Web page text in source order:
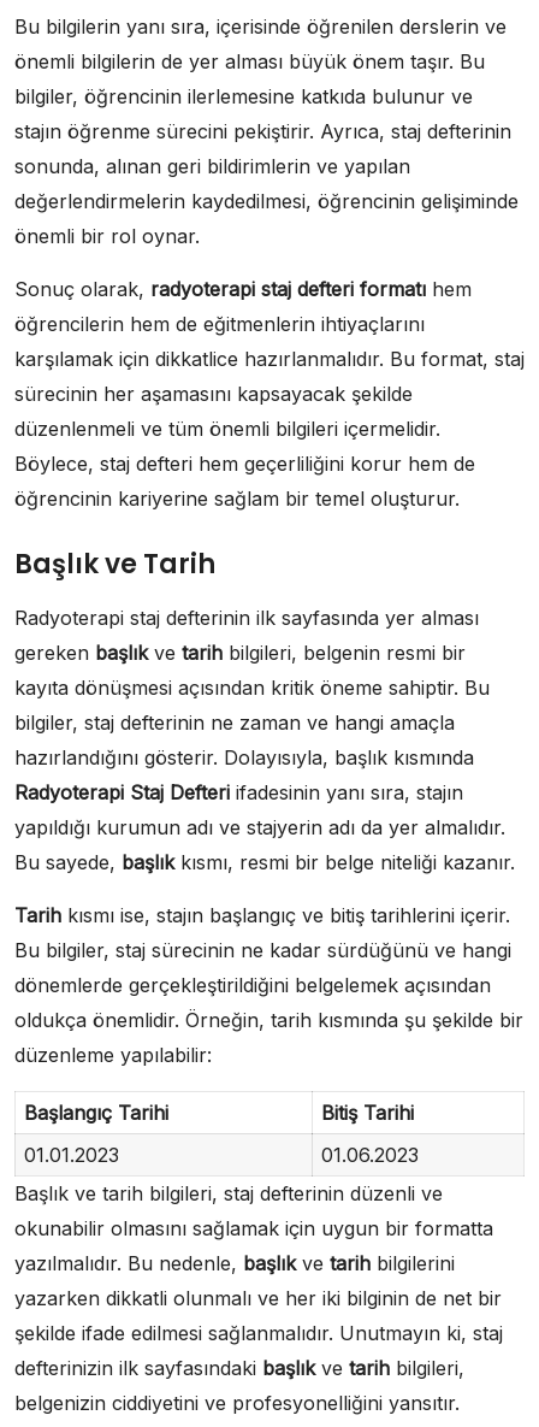
Bu bilgilerin yanı sıra, içerisinde öğrenilen derslerin ve
önemli bilgilerin de yer alması büyük önem taşır. Bu
bilgiler, öğrencinin ilerlemesine katkıda bulunur ve
stajın öğrenme sürecini pekiştirir. Ayrıca, staj defterinin
sonunda, alınan geri bildirimlerin ve yapılan
değerlendirmelerin kaydedilmesi, öğrencinin gelişiminde
önemli bir rol oynar.
Sonuç olarak, radyoterapi staj defteri formatı hem
öğrencilerin hem de eğitmenlerin ihtiyaçlarını
karşılamak için dikkatlice hazırlanmalıdır. Bu format, staj
sürecinin her aşamasını kapsayacak şekilde
düzenlenmeli ve tüm önemli bilgileri içermelidir.
Böylece, staj defteri hem geçerliliğini korur hem de
öğrencinin kariyerine sağlam bir temel oluşturur.
Başlık ve Tarih
Radyoterapi staj defterinin ilk sayfasında yer alması
gereken başlıkve tarih bilgileri, belgenin resmi bir
kayıta dönüşmesi açısından kritik öneme sahiptir. Bu
bilgiler, staj defterinin ne zaman ve hangi amaçla
hazırlandığını gösterir. Dolayısıyla, başlık kısmında
Radyoterapi Staj Defteri ifadesinin yanı sıra, stajın
yapıldığı kurumun adı ve stajyerin adı da yer almalıdır.
Bu sayede, başlıkkısmı, resmi bir belge niteliği kazanır.
Tarih kısmı ise, stajın başlangıç ve bitiş tarihlerini içerir.
Bu bilgiler, staj sürecinin ne kadar sürdüğünü ve hangi
dönemlerde gerçekleştirildiğini belgelemek açısından
oldukça önemlidir. Örneğin, tarih kısmında şu şekilde bir
düzenleme yapılabilir:
Başlangıç Tarihi
Bitiş Tarihi
01.01.2023
01.06.2023
Başlık ve tarih bilgileri, staj defterinin düzenli ve
okunabilir olmasını sağlamak için uygun bir formatta
yazılmalıdır. Bu nedenle, başlıkve tarih bilgilerini
yazarken dikkatli olunmalı ve her iki bilginin de net bir
şekilde ifade edilmesi sağlanmalıdır. Unutmayın ki, staj
defterinizin ilk sayfasındaki başlıkve tarih bilgileri,
belgenizin ciddiyetini ve profesyonelliğini yansıtır.